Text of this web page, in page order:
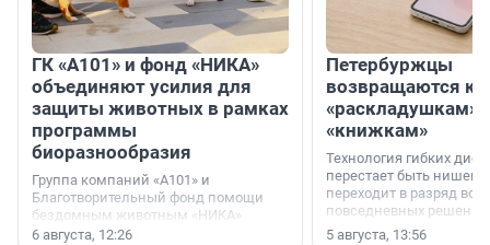
ГК «А101» и фонд «НИКА»
объединяют усилия для
защиты животных в рамках
программы
биоразнообразия
Группа компаний «А101» и
Благотворительный фонд помощи
бездомным животным «НИКА»
заключили соглашение о
6 августа, 12:26
Петербуржцы
возвращаются к
«раскладушкам»
«книжкам»
Технология гибких
перестает быть
переходит в разряд
повседневных
5 августа, 13:56